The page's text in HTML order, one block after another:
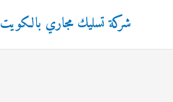
شركة تسليك مجاري بالكويت